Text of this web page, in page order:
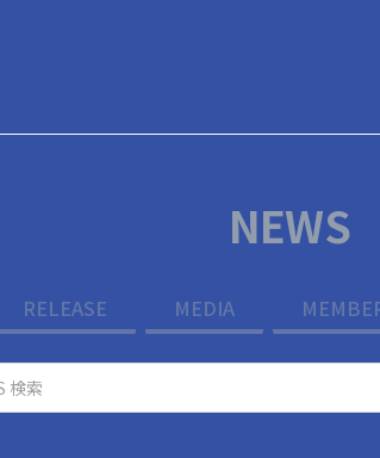
NEWS
RELEASE MEDIA